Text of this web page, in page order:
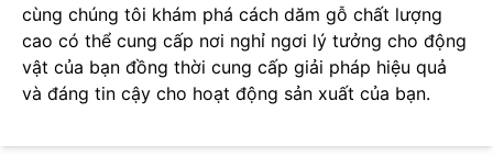
cùng chúng tôi khám phá cách dăm gỗ chất lượng
cao có thể cung cấp nơi nghỉ ngơi lý tưởng cho động
vật của bạn đồng thời cung cấp giải pháp hiệu quả
và đáng tin cậy cho hoạt động sản xuất của bạn.